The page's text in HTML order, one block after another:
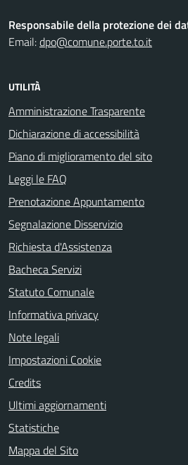
Responsabile della protezione dei
Email:dpo@comune.porte.to.it
UTILITÀ
Amministrazione Trasparente
Dichiarazione di accessibilità
Piano di miglioramento del sito
Leggi le FAQ
Prenotazione Appuntamento
Segnalazione Disservizio
Richiesta d'Assistenza
Bacheca Servizi
Statuto Comunale
Informativa privacy
Note legali
Impostazioni Cookie
Credits
Ultimi aggiornamenti
Statistiche
Mappa del Sito